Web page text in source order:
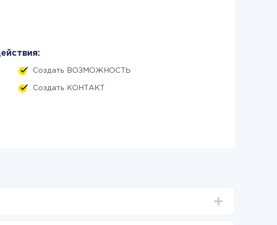
Создать ВОЗМОЖНОСТЬ
Создать КОНТАКТ